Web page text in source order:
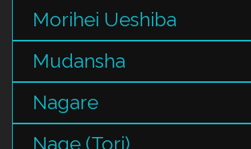
Morihei Ueshiba
Mudansha
Nagare
Nage (Tori)